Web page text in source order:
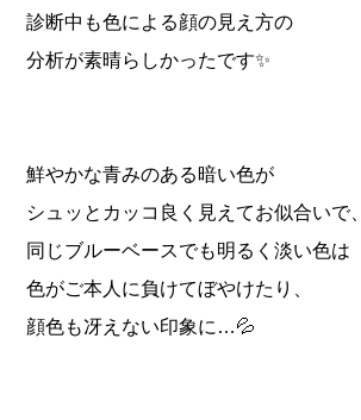
診断中も色による顔の見え方の
分析が素晴らしかったです✨
鮮やかな青みのある暗い色が
シュッとカッコ良く見えてお似合いで、
同じブルーベースでも明るく淡い色は
色がご本人に負けてぼやけたり、
顔色も冴えない印象に…💦